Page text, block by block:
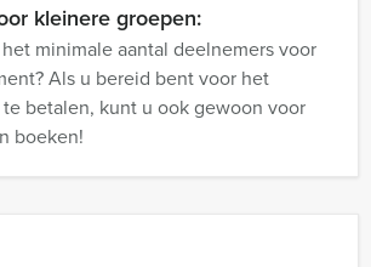
kleinere groepen:
minimale aantal deelnemers voor
Als u bereid bent voor het
betalen, kunt u ook gewoon voor
boeken!